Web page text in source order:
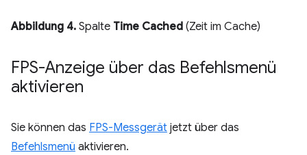
Abbildung 4. Spalte Time Cached (Zeit im Cache)
FPS-Anzeige über das Befehlsmenü
aktivieren
Sie können das FPS-Messgerät jetzt über das
Befehlsmenü aktivieren.